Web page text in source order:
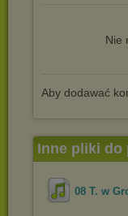
Nie
Aby dodawać
Inne pliki do
08 T. w